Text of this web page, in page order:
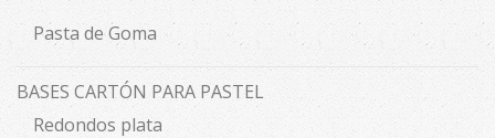
Pasta de Goma
BASES CARTÓN PARA PASTEL
Redondos plata